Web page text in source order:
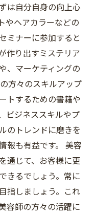
は自分自身の向上心
やヘアカラーなどの
ミナーに参加すると
作り出すミステリア
、マーケティングの
方々のスキルアップ
トするための書籍や
ビジネススキルやプ
のトレンドに磨きを
報も有益です。 美容
通じて、お客様に更
きるでしょう。常に
指しましょう。これ
容師の方々の活躍に